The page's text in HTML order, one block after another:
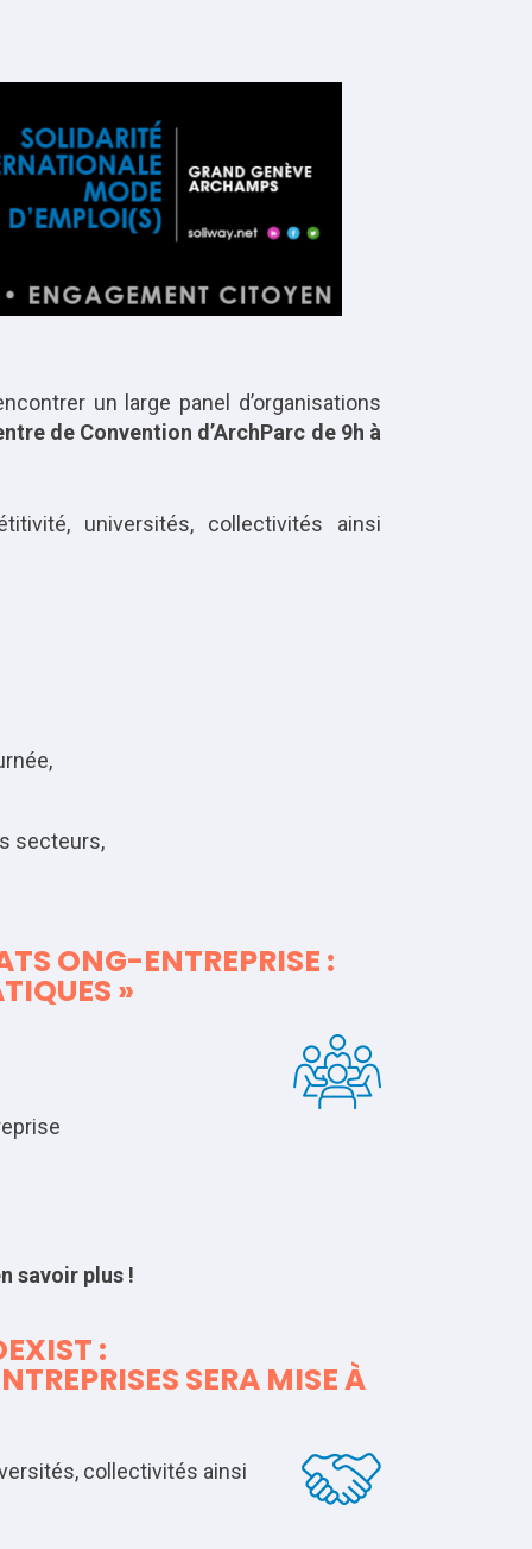
un large panel d’organisations
de Convention d’ArchParc de 9h à
universités, collectivités ainsi
secteurs,
ONG-ENTREPRISE :
»
savoir plus !
:
SERA MISE À
collectivités ainsi